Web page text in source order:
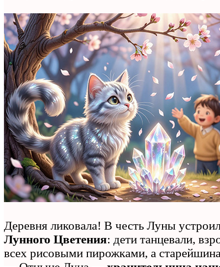
Деревня ликовала! В честь Луны
Лунного Цветения: дети танцевали,
всех рисовыми пирожками, а